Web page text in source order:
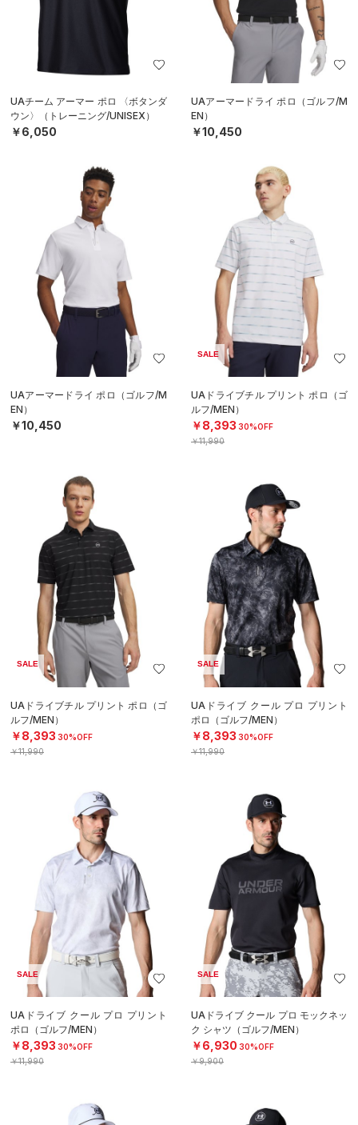
UAチーム アーマー ポロ 〈ボタンダ
ウン〉（トレーニング/UNISEX）
￥6,050
UAアーマードライ ポロ（ゴルフ/M
EN）
￥10,450
UAアーマードライ ポロ（ゴルフ/M
EN）
￥10,450
SALE
UAドライブチル プリント ポロ（ゴ
ルフ/MEN）
￥8,393 30%OFF
￥11,990
SALE
UAドライブチル プリント ポロ（ゴ
ルフ/MEN）
￥8,393 30%OFF
￥11,990
SALE
UAドライブ クール プロ プリント
ポロ（ゴルフ/MEN）
￥8,393 30%OFF
￥11,990
SALE
UAドライブ クール プロ プリント
ポロ（ゴルフ/MEN）
￥8,393 30%OFF
￥11,990
SALE
UAドライブ クール プロ モックネッ
ク シャツ（ゴルフ/MEN）
￥6,930 30%OFF
￥9,900